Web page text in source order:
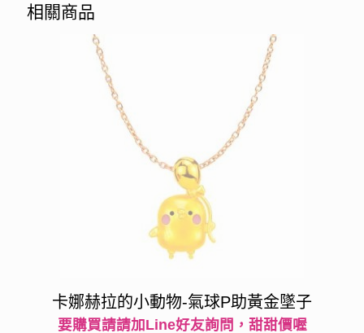
相關商品
卡娜赫拉的小動物-氣球P助黃金墜子
要購買請請加Line好友詢問，甜甜價喔